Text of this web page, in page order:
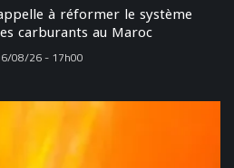
à réformer le système
carburants au Maroc
08/26 - 17h00